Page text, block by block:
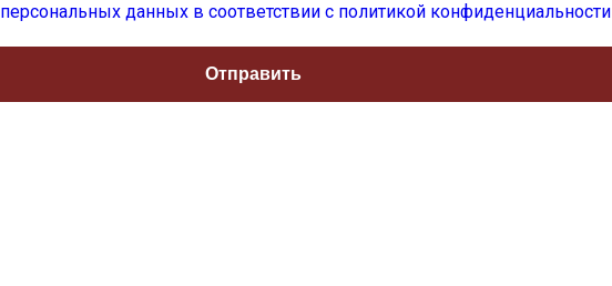
персональных данных в соответствии с политикой конфиденциальности